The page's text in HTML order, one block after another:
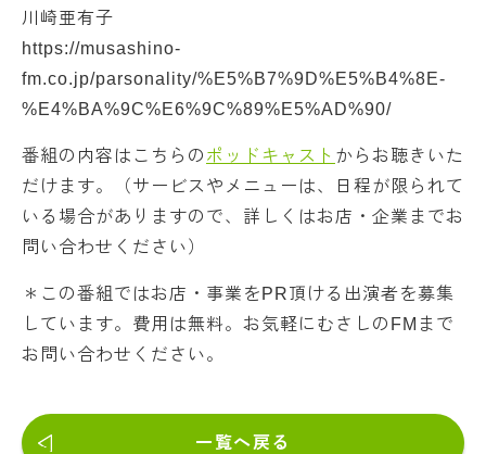
川崎亜有子
https://musashino-
fm.co.jp/parsonality/%E5%B7%9D%E5%B4%8E-
%E4%BA%9C%E6%9C%89%E5%AD%90/
番組の内容はこちらの ポッドキャスト からお聴きいた
だけます。（サービスやメニューは、日程が限られて
いる場合がありますので、詳しくはお店・企業までお
問い合わせください）
＊この番組ではお店・事業をPR頂ける出演者を募集
しています。費用は無料。お気軽にむさしのFMまで
お問い合わせください。
一覧へ戻る